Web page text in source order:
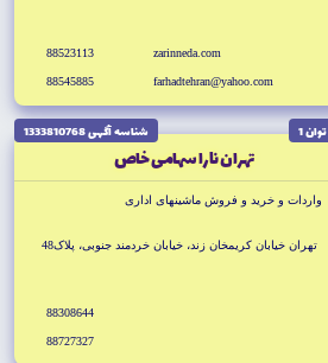
zarinneda.com
farhadtehran@yahoo.com
88523113
88545885
توان 1 شناسه آگهى 1333810768
تهران نارا سهامى خاص
واردات و خريد و فروش ماشينهاى ادارى
تهران خيابان كريمخان زند، خيابان خردمند جنوبى، پلاک48
88308644
88727327